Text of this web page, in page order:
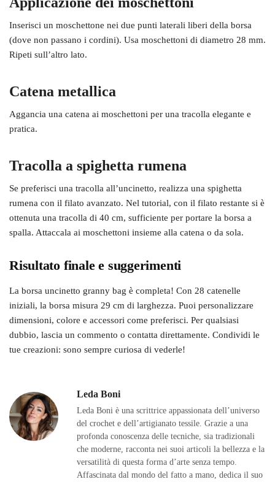
Inserisci un moschettone nei due punti laterali liberi della borsa
(dove non passano i cordini). Usa moschettoni di diametro 28 mm.
Ripeti sull’altro lato.
Catena metallica
Aggancia una catena ai moschettoni per una tracolla elegante e
pratica.
Tracolla a spighetta rumena
Se preferisci una tracolla all’uncinetto, realizza una spighetta
rumena con il filato avanzato. Nel tutorial, con il filato restante si è
ottenuta una tracolla di 40 cm, sufficiente per portare la borsa a
spalla. Attaccala ai moschettoni insieme alla catena o da sola.
Risultato finale e suggerimenti
La borsa uncinetto granny bag è completa! Con 28 catenelle
iniziali, la borsa misura 29 cm di larghezza. Puoi personalizzare
dimensioni, colore e accessori come preferisci. Per qualsiasi
dubbio, lascia un commento o contatta direttamente. Condividi le
tue creazioni: sono sempre curiosa di vederle!
Leda Boni
Leda Boni è una scrittrice appassionata dell’universo
del crochet e dell’artigianato tessile. Grazie a una
profonda conoscenza delle tecniche, sia tradizionali
che moderne, racconta nei suoi articoli la bellezza e la
versatilità di questa forma d’arte senza tempo.
Affascinata dal mondo del fatto a mano, dedica il suo